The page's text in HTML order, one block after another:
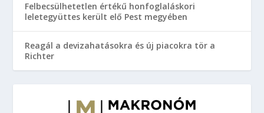
Felbecsülhetetlen értékű honfoglaláskori
leletegyüttes került elő Pest megyében
Reagál a devizahatásokra és új piacokra tör a
Richter